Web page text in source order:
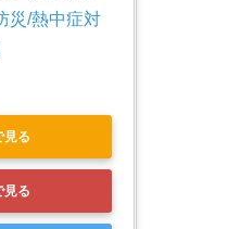
災/熱中症対
る
見る